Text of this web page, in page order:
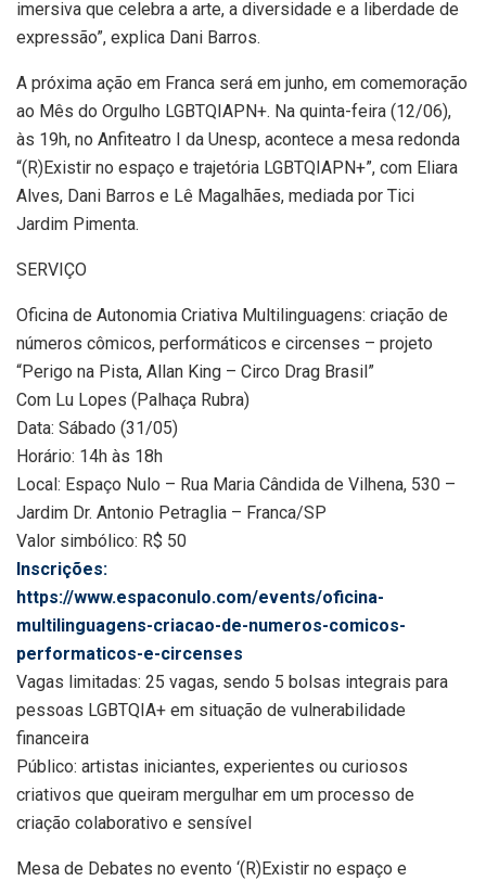
imersiva que celebra a arte, a diversidade e a liberdade de
expressão”, explica Dani Barros.
A próxima ação em Franca será em junho, em comemoração
ao Mês do Orgulho LGBTQIAPN+. Na quinta-feira (12/06),
às 19h, no Anfiteatro I da Unesp, acontece a mesa redonda
“(R)Existir no espaço e trajetória LGBTQIAPN+”, com Eliara
Alves, Dani Barros e Lê Magalhães, mediada por Tici
Jardim Pimenta.
SERVIÇO
Oficina de Autonomia Criativa Multilinguagens: criação de
números cômicos, performáticos e circenses – projeto
“Perigo na Pista, Allan King – Circo Drag Brasil”
Com Lu Lopes (Palhaça Rubra)
Data: Sábado (31/05)
Horário: 14h às 18h
Local: Espaço Nulo – Rua Maria Cândida de Vilhena, 530 –
Jardim Dr. Antonio Petraglia – Franca/SP
Valor simbólico: R$ 50
Inscrições:
https://www.espaconulo.com/events/oficina-
multilinguagens-criacao-de-numeros-comicos-
performaticos-e-circenses
Vagas limitadas: 25 vagas, sendo 5 bolsas integrais para
pessoas LGBTQIA+ em situação de vulnerabilidade
financeira
Público: artistas iniciantes, experientes ou curiosos
criativos que queiram mergulhar em um processo de
criação colaborativo e sensível
Mesa de Debates no evento ‘(R)Existir no espaço e